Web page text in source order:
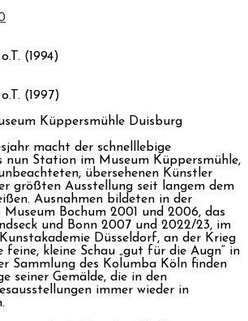
(1994)
(1997)
Küppersmühle Duisburg
macht der schnelllebige
nun Station im Museum Küppersmühle,
übersehenen Künstler
größten Ausstellung seit langem dem
Ausnahmen bildeten in der
Museum Bochum 2001 und 2006, das
und Bonn 2007 und 2022/23, im
Düsseldorf, an der Krieg
feine, kleine Schau „gut für die Augn“ in
Sammlung des Kolumba Köln finden
seiner Gemälde, die in den
immer wieder in